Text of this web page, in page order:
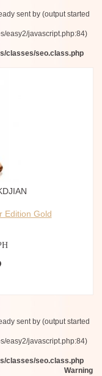
sent by (output started
easy2/javascript.php:84)
classes/seo.class.php
Edition Gold
sent by (output started
easy2/javascript.php:84)
classes/seo.class.php
Warning